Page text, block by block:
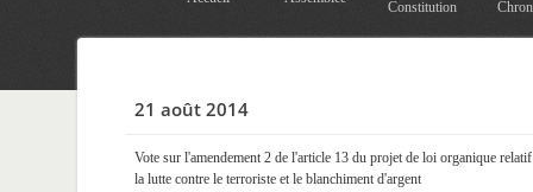
Constitution
21 août 2014
Vote sur l'amendement 2 de l'article 13 du projet de loi organique
la lutte contre le terroriste et le blanchiment d'argent